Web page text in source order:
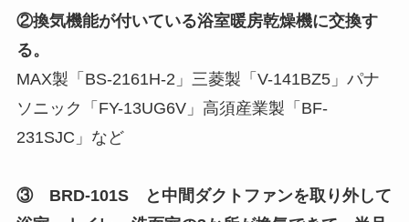
②換気機能が付いている浴室暖房乾燥機に交換す
る。
MAX製「BS-2161H-2」三菱製「V-141BZ5」パナ
ソニック「FY-13UG6V」高須産業製「BF-
231SJC」など
③ BRD-101S と中間ダクトファンを取り外して